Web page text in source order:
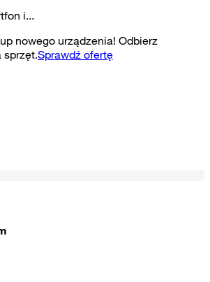
i...
nowego urządzenia! Odbierz
sprzęt.Sprawdź ofertę